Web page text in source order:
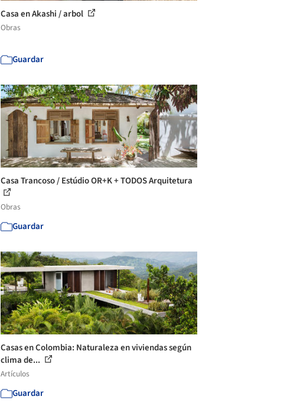
Casa en Akashi / arbol
Obras
Guardar
Casa Trancoso / Estúdio OR+K + TODOS Arquitetura
Obras
Guardar
Casas en Colombia: Naturaleza en viviendas según
clima de...
Artículos
Guardar